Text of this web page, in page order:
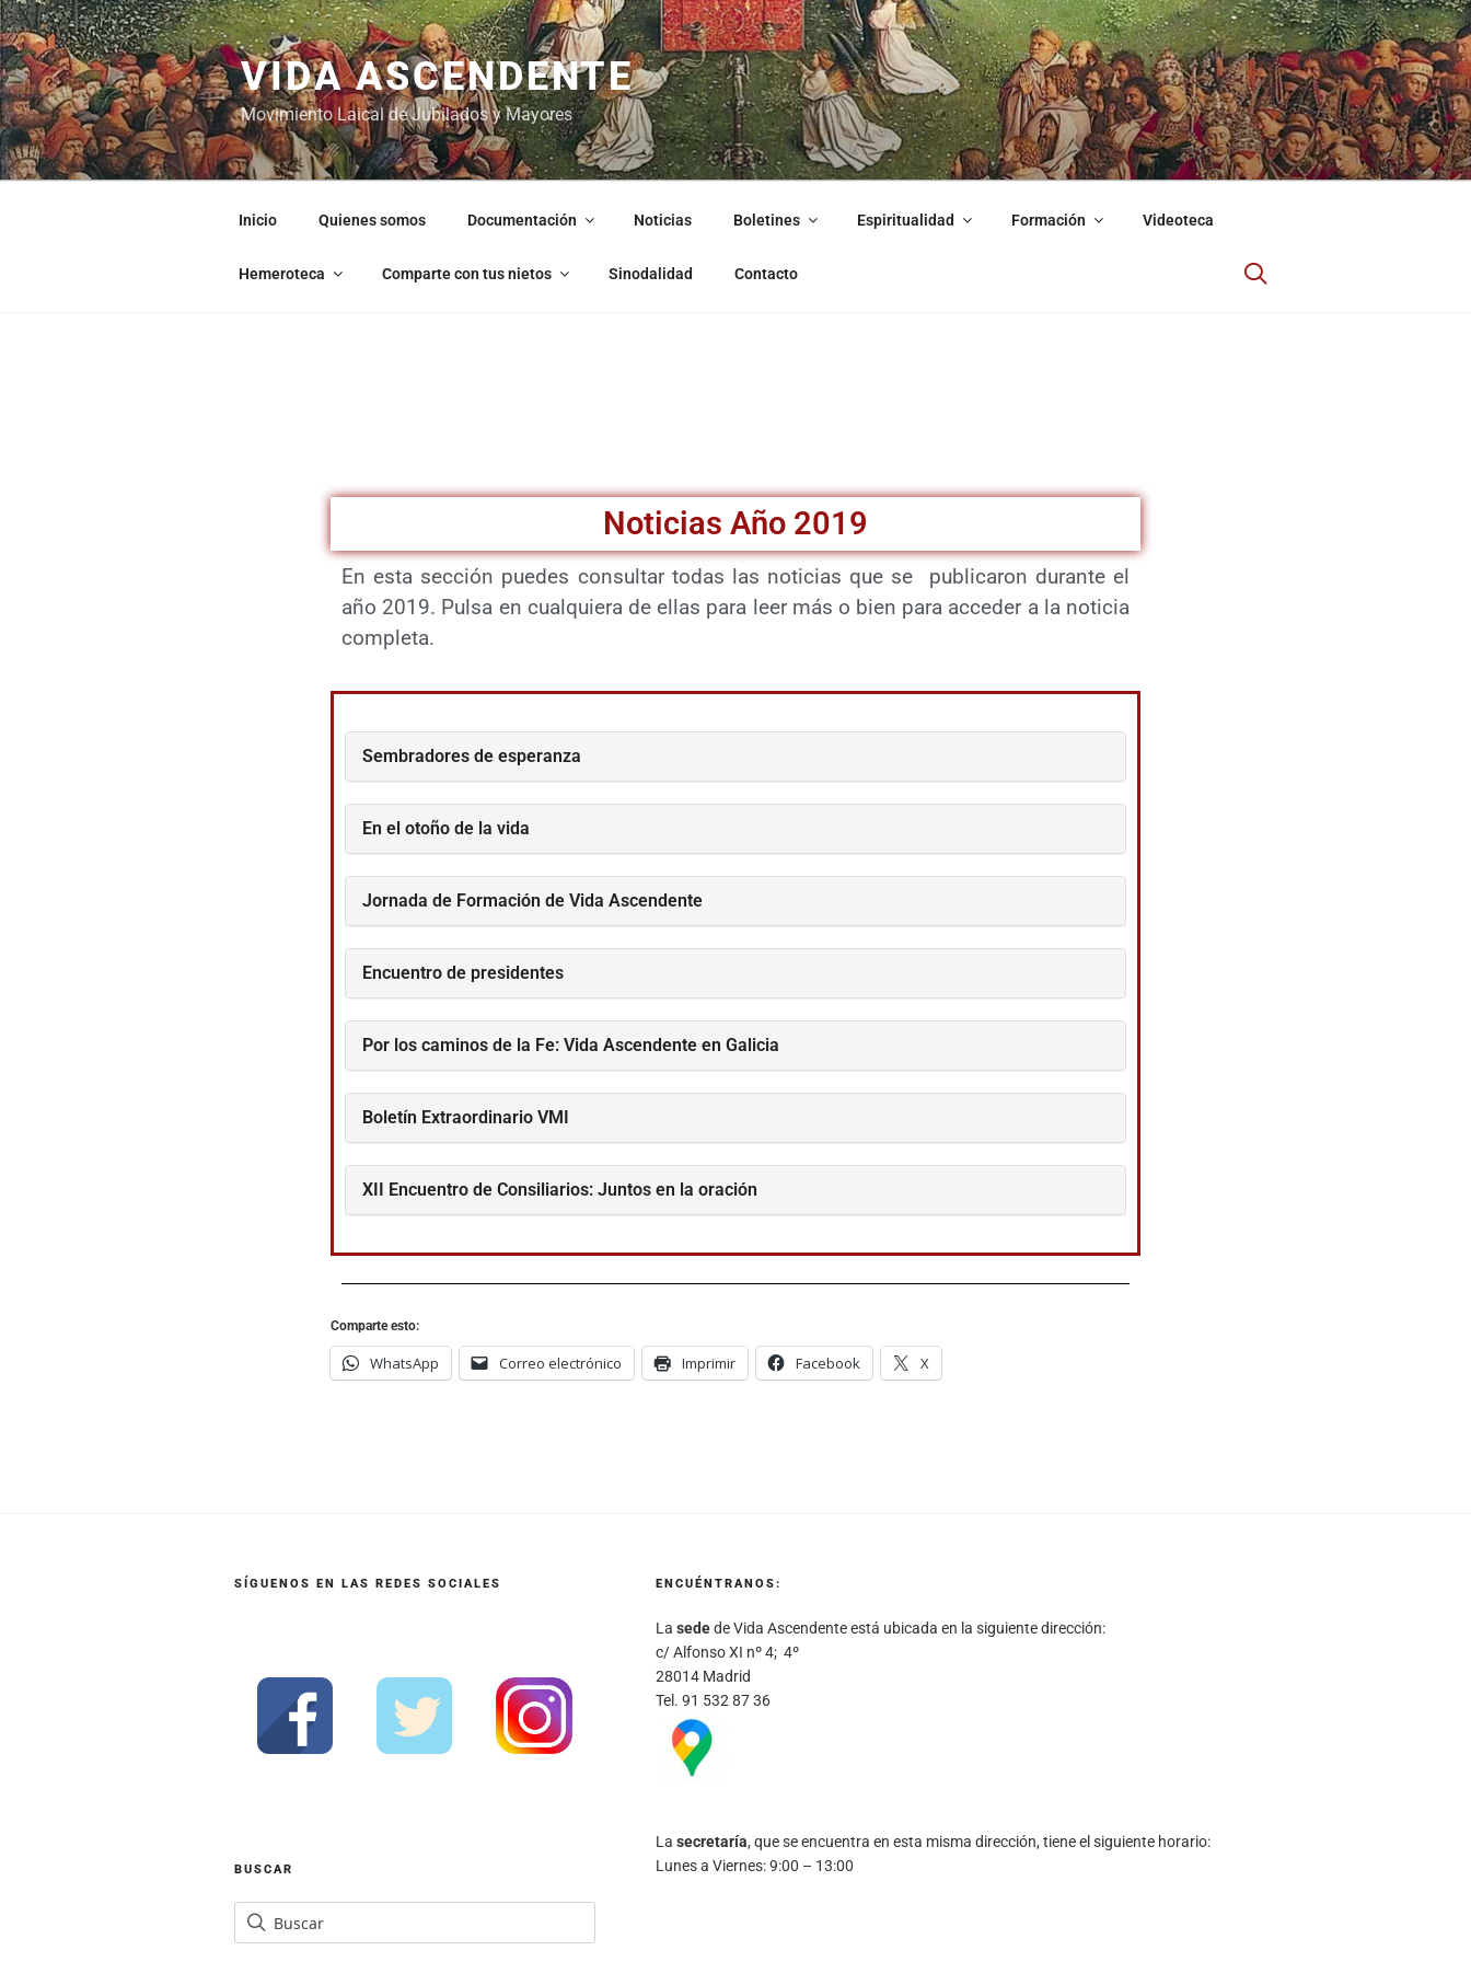
VIDA ASCENDENTE
Movimiento Laical de Jubilados y Mayores
Inicio Quienes somos Documentación Noticias Boletines Espiritualidad Formación Videoteca
Hemeroteca Comparte con tus nietos Sinodalidad Contacto
Noticias Año 2019
En esta sección puedes consultar todas las noticias que se publicaron durante el
año 2019. Pulsa en cualquiera de ellas para leer más o bien para acceder a la noticia
completa.
Sembradores de esperanza
En el otoño de la vida
Jornada de Formación de Vida Ascendente
Encuentro de presidentes
Por los caminos de la Fe: Vida Ascendente en Galicia
Boletín Extraordinario VMI
XII Encuentro de Consiliarios: Juntos en la oración
Comparte esto:
WhatsApp Correo electrónico Imprimir Facebook X
SÍGUENOS EN LAS REDES SOCIALES
BUSCAR
ENCUÉNTRANOS:
La sedede Vida Ascendente está ubicada en la siguiente dirección:
c/ Alfonso XI nº 4; 4º
28014 Madrid
Tel. 91 532 87 36
La secretaría, que se encuentra en esta misma dirección, tiene el siguiente horario:
Lunes a Viernes: 9:00 – 13:00